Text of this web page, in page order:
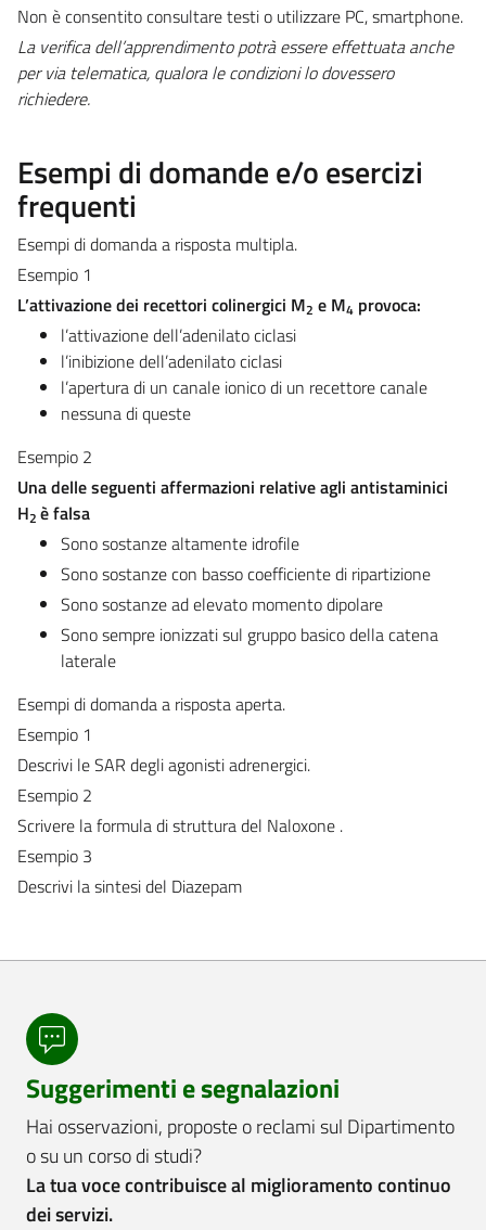
Non è consentito consultare testi o utilizzare PC, smartphone.
La verifica dell’apprendimento potrà essere effettuata anche
per via telematica, qualora le condizioni lo dovessero
richiedere.
Esempi di domande e/o esercizi
frequenti
Esempi di domanda a risposta multipla.
Esempio 1
L’attivazione dei recettori colinergici M2 e M4 provoca:
l’attivazione dell’adenilato ciclasi
l’inibizione dell’adenilato ciclasi
l’apertura di un canale ionico di un recettore canale
nessuna di queste
Esempio 2
Una delle seguenti affermazioni relative agli antistaminici
H2 è falsa
Sono sostanze altamente idrofile
Sono sostanze con basso coefficiente di ripartizione
Sono sostanze ad elevato momento dipolare
Sono sempre ionizzati sul gruppo basico della catena
laterale
Esempi di domanda a risposta aperta.
Esempio 1
Descrivi le SAR degli agonisti adrenergici.
Esempio 2
Scrivere la formula di struttura del Naloxone .
Esempio 3
Descrivi la sintesi del Diazepam
Suggerimenti e segnalazioni
Hai osservazioni, proposte o reclami sul Dipartimento
o su un corso di studi?
La tua voce contribuisce al miglioramento continuo
dei servizi.